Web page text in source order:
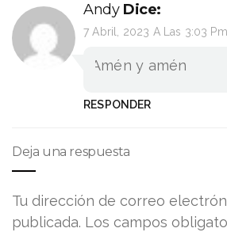
Andy Dice:
7 Abril, 2023 A Las 3:03 Pm
Amén y amén
RESPONDER
Deja una respuesta
Tu dirección de correo
publicada. Los campos